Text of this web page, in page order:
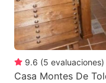
9.6 (5 evaluaciones)
Casa Montes De